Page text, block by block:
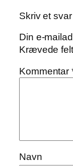
Skriv et svar
Din e-
Krævede
Kommentar
Navn